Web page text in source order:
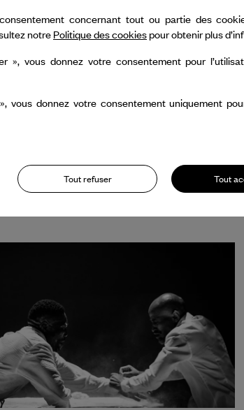
concernant tout ou partie des
notre Politique des cookiespour obtenir plus
», vous donnez votre consentement pour
vous donnez votre consentement uniquement
Tout refuser Tout